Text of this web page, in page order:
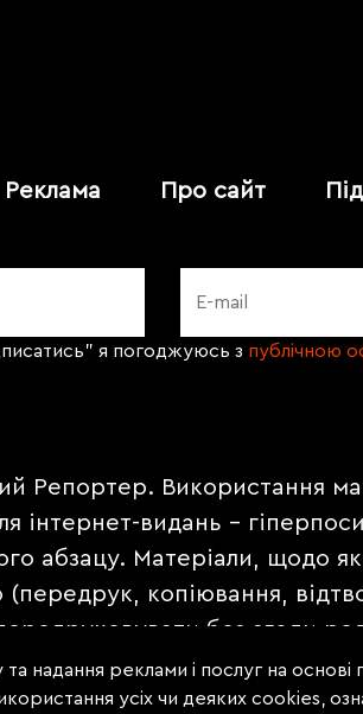
Реклама Про сайт
я погоджуюсь з публічною
Репортер. Використання
інтернет-видань -
абзацу. Матеріали, щодо
(передрук, копіювання,
без згоди
ПІДТРИМКИ, * публікуються
надання реклами і послуг на
усіх чи деяких cookies,